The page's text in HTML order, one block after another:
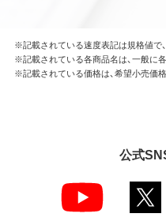
※記載されている速度表記は規格値で
※記載されている各商品名は、一般に
※記載されている価格は、希望小売価格
公式